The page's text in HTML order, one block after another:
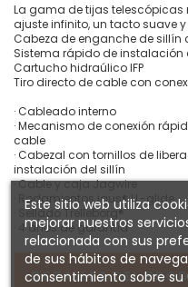
La gama de tijas
ajuste infinito, un tacto suave
Cabeza de enganche de sillín
Sistema rápido de instalación
Cartucho hidraúlico IFP
Tiro directo de cable con
· Cableado interno
· Mecanismo de conexión
cable
· Cabezal con tornillos de
instalación del sillín
· Cable y caja Jagwire
· Rodamientos igus® LL-glide
· Sellado Trelleborg®
· 4 años de garantía
DETALLES DEL
Este sitio web utiliza
mejorar nuestros
relacionada con sus
de sus hábitos de
consentimiento sobre su